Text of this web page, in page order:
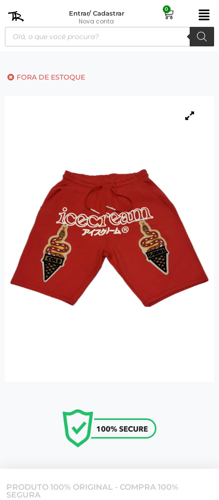
Entrar/ Cadastrar
Nova conta
0
FORA DE ESTOQUE
PRODUTO 100% ORIGINAL - COMPRA 100%
SEGURA